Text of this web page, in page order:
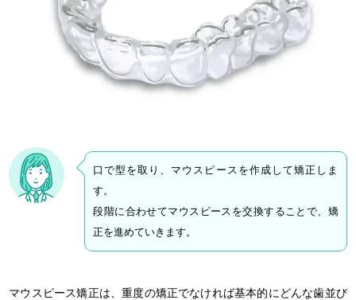
口で型を取り、マウスピースを作成して矯正しま
す。
段階に合わせてマウスピースを交換することで、矯
正を進めていきます。
マウスピース矯正は、重度の矯正でなければ基本的にどんな歯並び